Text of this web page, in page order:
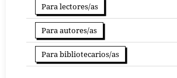
Para lectores/as
Para autores/as
Para bibliotecarios/as